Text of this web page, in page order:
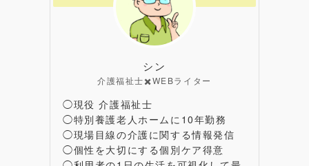
シン
介護福祉士✖️WEBライター
◯現役 介護福祉士
◯特別養護老人ホームに10年勤務
◯現場目線の介護に関する情報発信
◯個性を大切にする個別ケア得意